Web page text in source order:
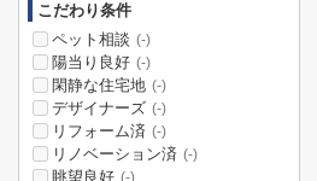
こだわり条件
ペット相談 (-)
陽当り良好 (-)
閑静な住宅地 (-)
デザイナーズ (-)
リフォーム済 (-)
リノベーション済 (-)
眺望良好 (-)